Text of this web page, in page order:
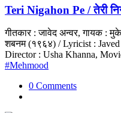
Teri Nigahon Pe / तेरी
गीतकार : जावेद अन्वर, गायक :
शबनम (१९६४) / Lyricist :
Director : Usha Khanna,
#Mehmood
0 Comments